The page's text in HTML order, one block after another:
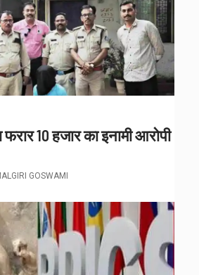
10 हजार का इनामी आरोपी
GOSWAMI